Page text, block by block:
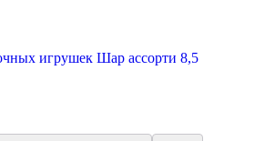
игрушек Шар ассорти 8,5